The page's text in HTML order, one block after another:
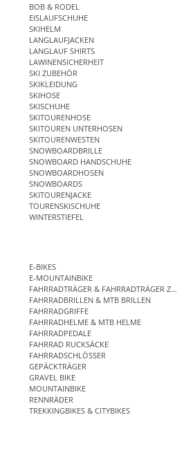
BOB & RODEL
EISLAUFSCHUHE
SKIHELM
LANGLAUFJACKEN
LANGLAUF SHIRTS
LAWINENSICHERHEIT
SKI ZUBEHÖR
SKIKLEIDUNG
SKIHOSE
SKISCHUHE
SKITOURENHOSE
SKITOUREN UNTERHOSEN
SKITOURENWESTEN
SNOWBOARDBRILLE
SNOWBOARD HANDSCHUHE
SNOWBOARDHOSEN
SNOWBOARDS
SKITOURENJACKE
TOURENSKISCHUHE
WINTERSTIEFEL
E-BIKES
E-MOUNTAINBIKE
FAHRRADTRÄGER & FAHRRADTRÄGER
FAHRRADBRILLEN & MTB BRILLEN
FAHRRADGRIFFE
FAHRRADHELME & MTB HELME
FAHRRADPEDALE
FAHRRAD RUCKSÄCKE
FAHRRADSCHLÖSSER
GEPÄCKTRÄGER
GRAVEL BIKE
MOUNTAINBIKE
RENNRÄDER
TREKKINGBIKES & CITYBIKES